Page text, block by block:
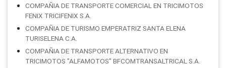
COMPAÑIA DE TRANSPORTE COMERCIAL EN TRICIMOTOS
FENIX TRICIFENIX S.A.
COMPAÑIA DE TURISMO EMPERATRIZ SANTA ELENA
TURISELENA C.A.
COMPAÑIA DE TRANSPORTE ALTERNATIVO EN
TRICIMOTOS "ALFAMOTOS" BFCOMTRANSALTRICAL S.A.